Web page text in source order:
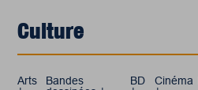
Culture
Arts
Bandes
BD Cinéma